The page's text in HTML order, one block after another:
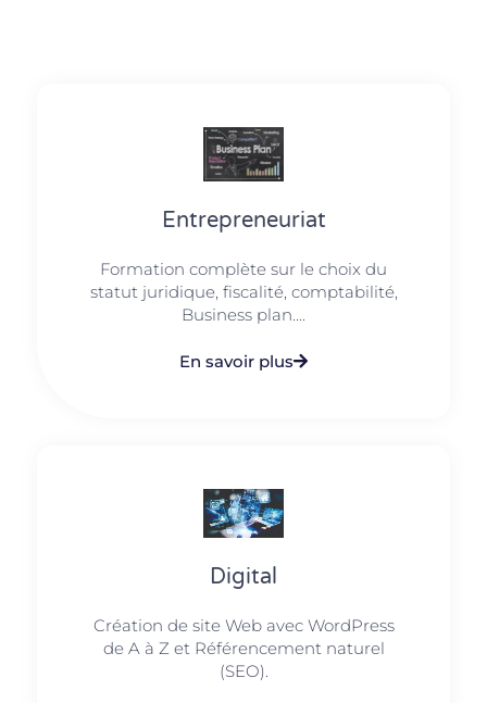
Entrepreneuriat
Formation complète sur le choix du
statut juridique, fiscalité, comptabilité,
Business plan....
En savoir plus
Digital
Création de site Web avec WordPress
de A à Z et Référencement naturel
(SEO).